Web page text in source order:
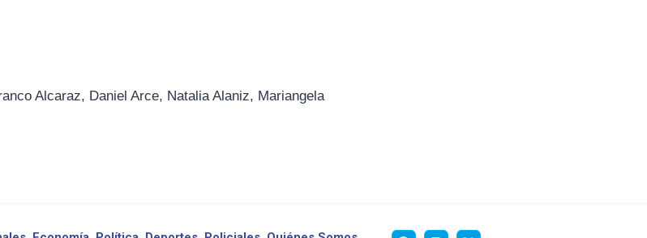
Alcaraz, Daniel Arce, Natalia Alaniz, Mariangela